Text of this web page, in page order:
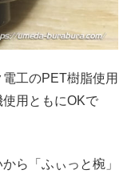
工のPET樹脂使用
用ともにOKで
ら「ふぃっと椀」